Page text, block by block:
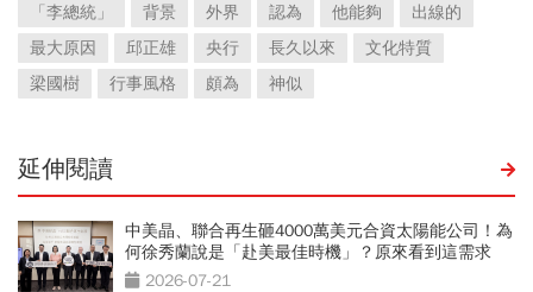
「李總統」
背景 外界 認為 他能夠
出線的
最大原因
邱正雄 央行 長久以來
文化特質
梁國樹
行事風格 頗為 神似
延伸閱讀
中美晶、聯合再生砸4000萬美元合資太陽能公司！為
何徐秀蘭說是「赴美最佳時機」？原來看到這需求
2026-07-21